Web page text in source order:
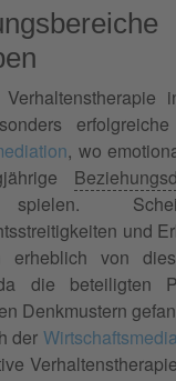
Verhaltenstherapie
, wo
und
erheblich von
die beteiligten
Denkmustern
der